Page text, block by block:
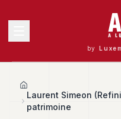
by
Home
Laurent Simeon
patrimoine